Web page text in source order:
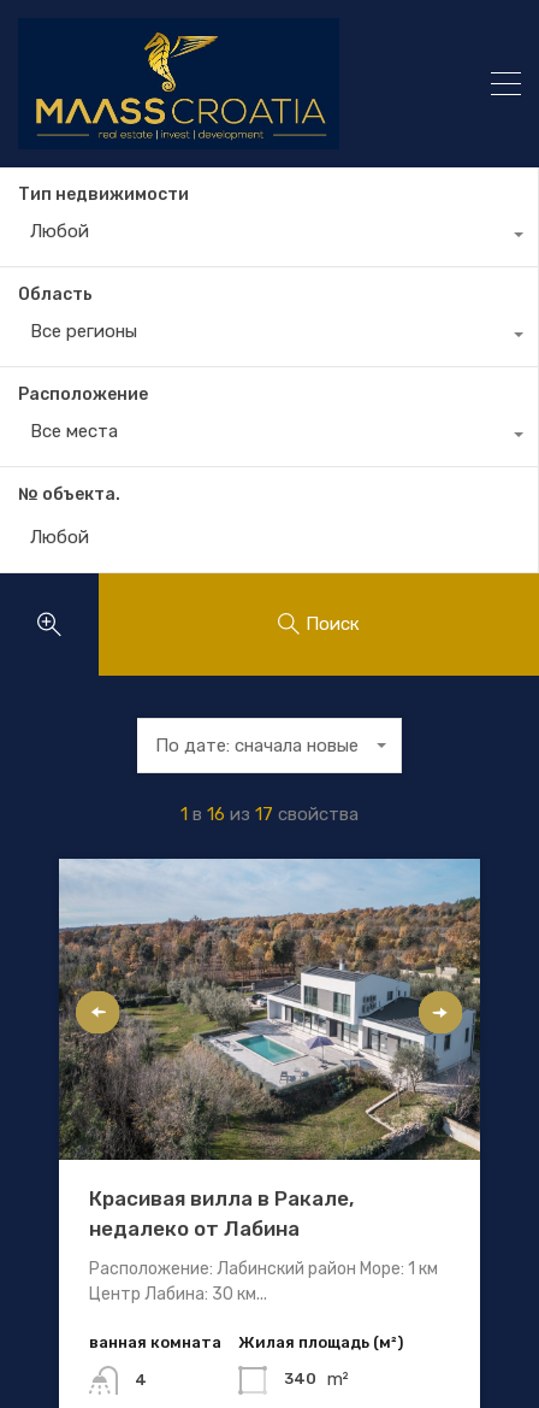
Тип недвижимости
Любой
Область
Все регионы
Расположение
Все места
№ объекта.
Поиск
1 в 16 из 17 свойства
По дате: сначала новые
Красивая вилла в Ракале,
недалеко от Лабина
Расположение: Лабинский район Море: 1 км
Центр Лабина: 30 км...
ванная комната
4
Жилая площадь (м²)
340 m²